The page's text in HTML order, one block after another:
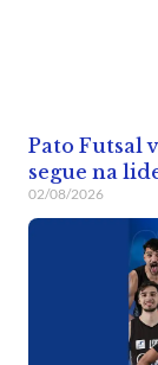
Pato Futsal
segue na
02/08/2026